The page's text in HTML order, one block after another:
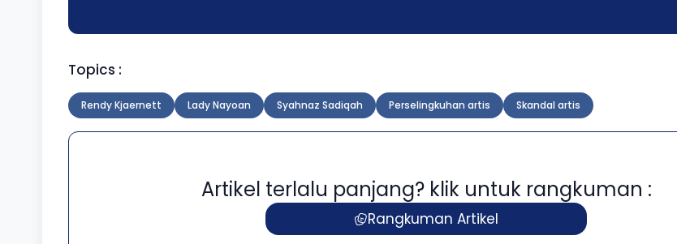
Topics :
Rendy Kjaernett Lady Nayoan Syahnaz Sadiqah Perselingkuhan artis Skandal artis
Artikel terlalu panjang? klik untuk rangkuman :
Rangkuman Artikel